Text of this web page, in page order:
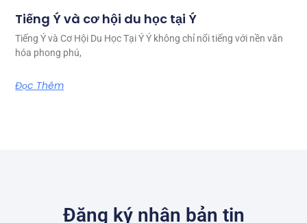
Tiếng Ý và cơ hội du học tại Ý
Tiếng Ý và Cơ Hội Du Học Tại Ý Ý không chỉ nổi tiếng với nền văn
hóa phong phú,
Đọc Thêm
Đăng ký nhận bản tin